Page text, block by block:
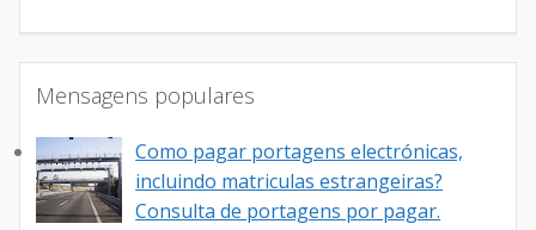
Mensagens populares
Como pagar portagens electrónicas,
incluindo matriculas estrangeiras?
Consulta de portagens por pagar.